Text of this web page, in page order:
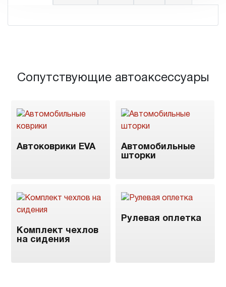
Сопутствующие автоаксессуары
Автоковрики EVA
Автомобильные
шторки
Комплект чехлов
на сидения
Рулевая оплетка